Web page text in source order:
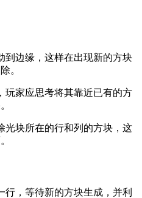
到边缘，这样在出现新的方块
。
玩家应思考将其靠近已有的方
光块所在的行和列的方块，这
行，等待新的方块生成，并利